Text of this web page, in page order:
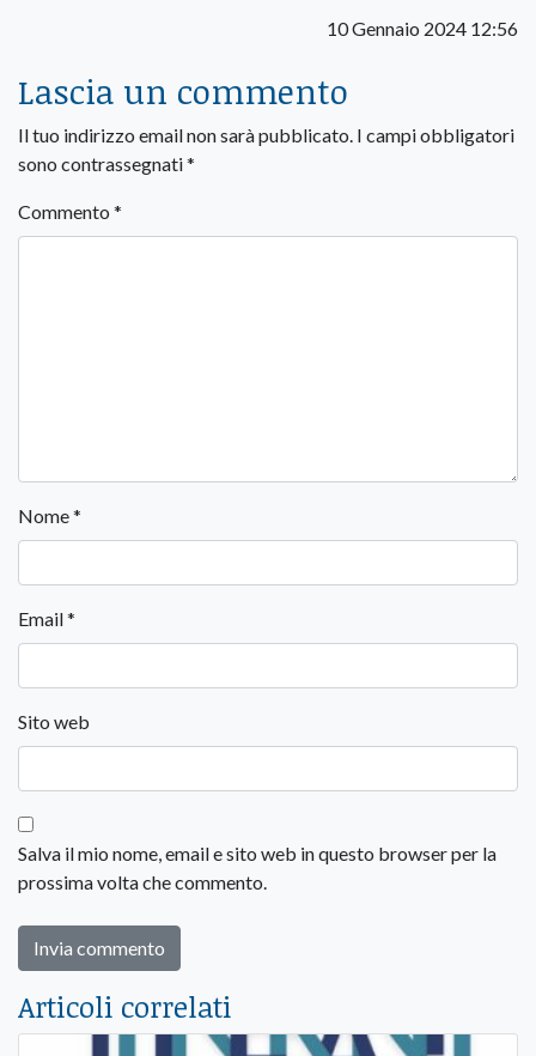
10 Gennaio 2024 12:56
Lascia un commento
Il tuo indirizzo email non sarà pubblicato. I campi obbligatori
sono contrassegnati*
Commento *
Nome*
Email*
Sito web
Salva il mio nome, email e sito web in questo browser per la
prossima volta che commento.
Articoli correlati